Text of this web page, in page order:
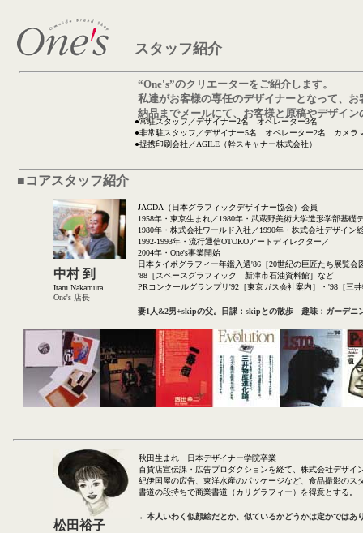
スタッフ紹介
●常駐スタッフ／デザイナー2名 オペレーター3名
●非常駐スタッフ／デザイナー5名 オペレーター2名 カメラ
●提携印刷会社／AGILE（幹スキャナー株式会社）
■コアスタッフ紹介
中村 到
Itaru Nakamura
One's 店長
秋田生まれ 日本デザイナー学院卒業
百貨店宣伝課・広告プロダクションを経て、株式会社デザイ
紀伊国屋の広告、東洋水産のパッケージなど、食品撮影のス
書道の段持ちで商業書道（カリグラフィー）を得意とする。
←本人いわく似顔絵だとか、似ているかどうかは定かではあ
松田裕子
JAGDA（日本グラフィックデザイナー協会）会員
1958年・東京生まれ／1980年・武蔵野美術大学造形学部基礎
1980年・株式会社ワールド入社／1990年・株式会社デザイン
1992-1993年・流行通信OTOKOアートディレクター／
2004年・One's事業開始
日本タイポグラフィー年鑑入選'86［20世紀の巨匠たち展覧会
'88［スペースグラフィック 新津市石油資料館］など
PRコンクールグランプリ'92［東京ガス会社案内］・'98［三
妻1人&2男+skipの父。日課：skipとの散歩 趣味：ガーデニ
“One's”のクリエーターをご紹介します。
私達がお客様の専任のデザイナーとなって、
納品までメールにて、お客様と原稿やデザイ